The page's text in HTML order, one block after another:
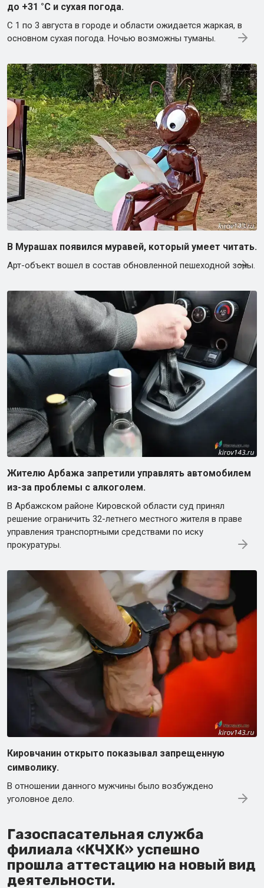
до +31 °C и сухая погода.
С 1 по 3 августа в городе и области ожидается жаркая, в
основном сухая погода. Ночью возможны туманы.
В Мурашах появился муравей, который умеет читать.
Арт-объект вошел в состав обновленной пешеходной зоны.
Жителю Арбажа запретили управлять автомобилем
из-за проблемы с алкоголем.
В Арбажском районе Кировской области суд принял
решение ограничить 32-летнего местного жителя в праве
управления транспортными средствами по иску
прокуратуры.
Кировчанин открыто показывал запрещенную
символику.
В отношении данного мужчины было возбуждено
уголовное дело.
Газоспасательная служба
филиала «КЧХК» успешно
прошла аттестацию на новый вид
деятельности.